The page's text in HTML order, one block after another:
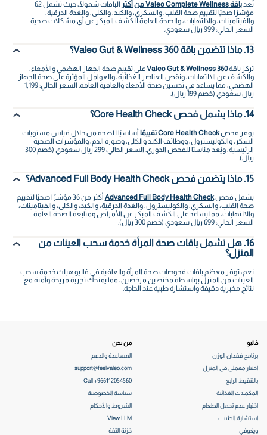
تُعدباقة Valeo Complete Wellness من أكثر
الباقات شمولًا، حيث تشمل 62
مؤشرًا صحيًا لتقييم صحة القلب، والسكري، والكبد، والكلى، والغدة الدرقية،
والفيتامينات، والالتهابات، والصحة العامة للكشف المبكر عن أي مشكلات صحية.
السعر الحالي: 999 ريال سعودي.
13. ماذا تتضمن باقة Valeo Gut & Wellness 360؟
تركز باقةValeo Gut & Wellness 360على تقييم صحة الجهاز الهضمي والأمعاء،
والكشف عن الالتهابات، ونقص العناصر الغذائية، والعوامل المؤثرة على صحة الجهاز
الهضمي، مما يساعد في تحسين صحة الأمعاء والعافية العامة. السعر الحالي: 1,199
ريال سعودي (خصم 199 ريال).
14. ماذا يشمل فحص Core Health Check؟
يوفر فحصCore Health Check تقييمًا
أساسيًا للصحة من خلال قياس مستويات
السكر، والكوليسترول، ووظائف الكبد والكلى، وصورة الدم، والمؤشرات الصحية
الرئيسية، ويُعد مناسبًا للفحص الدوري. السعر الحالي: 299 ريال سعودي (خصم 300
ريال).
15. ماذا يتضمن فحص Advanced Full Body Health Check؟
يشمل فحصAdvanced Full Body Health Check
أكثر من 36 مؤشرًا صحيًا لتقييم
صحة القلب، والسكري، والكوليسترول، والغدة الدرقية، والكبد، والكلى، والفيتامينات،
والالتهابات، مما يساعد على الكشف المبكر عن الأمراض ومتابعة الصحة العامة.
السعر الحالي: 699 ريال سعودي (خصم 300 ريال).
16. هل تشمل باقات صحة المرأة خدمة سحب العينات من
المنزل؟
نعم، توفر معظم باقات فحوصات صحة المرأة والعافية في فاليو هيلث خدمة سحب
العينات من المنزل بواسطة مختصين مرخصين، مما يمنحك تجربة مريحة وآمنة مع
نتائج مخبرية دقيقة واستشارة طبية عند الحاجة.
ڤاليو
برنامج فقدان الوزن
اختبار معملي في المنزل
بالتنقيط الرابع
المكملات الغذائية
اختبار عدم تحمل الطعام
استشارة الطبيب
ويغوفي
من نحن
المساعدة والدعم
support@feelvaleo.com
Call +966112054560
سياسة الخصوصية
الشروط والأحكام
View LLM
خزنة الثقة